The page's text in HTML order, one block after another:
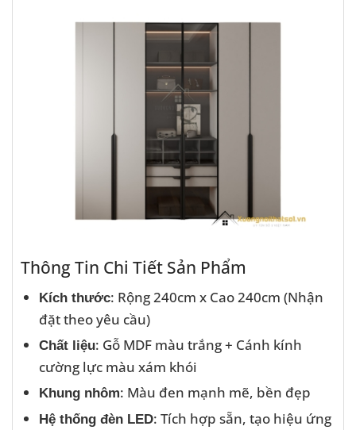
Thông Tin Chi Tiết Sản Phẩm
Kích thước: Rộng 240cm x Cao 240cm (Nhận
đặt theo yêu cầu)
Chất liệu: Gỗ MDF màu trắng + Cánh kính
cường lực màu xám khói
Khung nhôm: Màu đen mạnh mẽ, bền đẹp
Hệ thống đèn LED: Tích hợp sẵn, tạo hiệu ứng